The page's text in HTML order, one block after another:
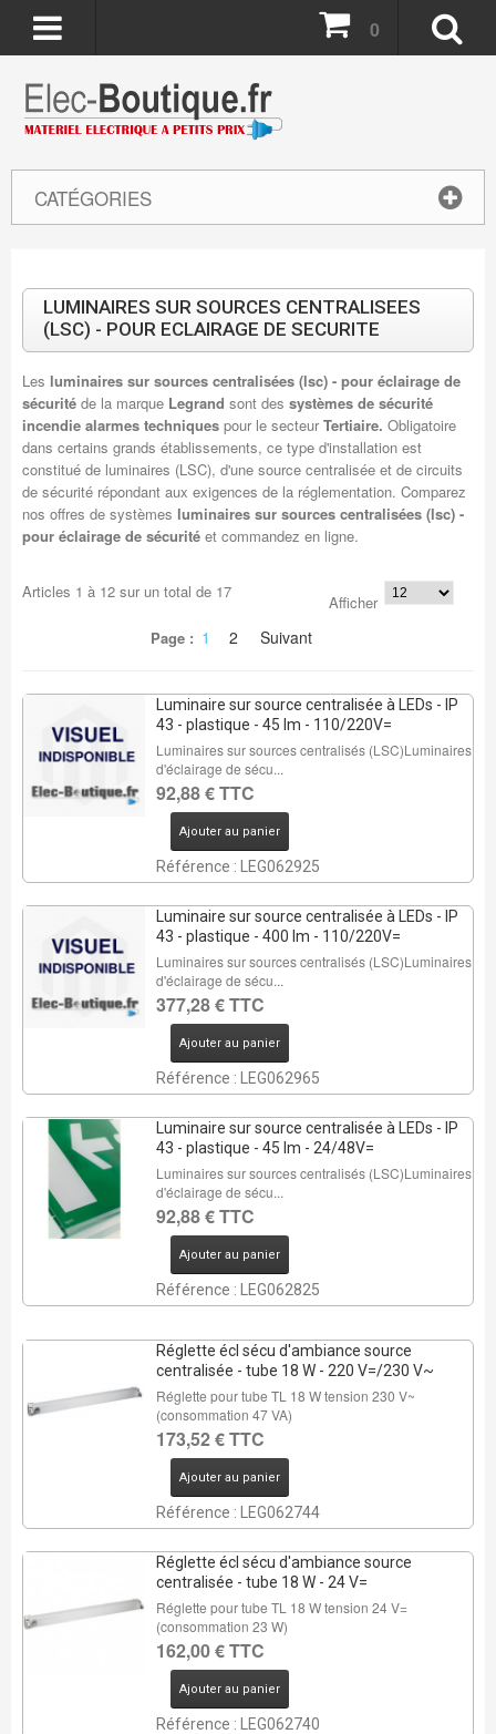
CATÉGORIES
0
LUMINAIRES SUR SOURCES CENTRALISEES
(LSC) - POUR ECLAIRAGE DE SECURITE
Les luminaires sur sources centralisées (lsc) - pour éclairage de
sécuritéde la marque Legrand sont des systèmes de sécurité
incendie alarmes techniques pour le secteur Tertiaire. Obligatoire
dans certains grands établissements, ce type d'installation est
constitué de luminaires (LSC), d'une source centralisée et de circuits
de sécurité répondant aux exigences de la réglementation. Comparez
nos offres de systèmes luminaires sur sources centralisées (lsc) -
pour éclairage de sécuritéet commandez en ligne.
Articles 1 à 12sur un total de 17
Afficher
Page : 1 2 Suivant
Luminaire sur source centralisée à LEDs - IP
43 - plastique - 45 lm - 110/220V=
Luminaires sur sources centralisés (LSC)Luminaires
d'éclairage de sécu...
92,88 € TTC
Ajouter au panier
Référence : LEG062925
Luminaire sur source centralisée à LEDs - IP
43 - plastique - 400 lm - 110/220V=
Luminaires sur sources centralisés (LSC)Luminaires
d'éclairage de sécu...
377,28 € TTC
Ajouter au panier
Référence : LEG062965
Luminaire sur source centralisée à LEDs - IP
43 - plastique - 45 lm - 24/48V=
Luminaires sur sources centralisés (LSC)Luminaires
d'éclairage de sécu...
92,88 € TTC
Ajouter au panier
Référence : LEG062825
Réglette écl sécu d'ambiance source
centralisée - tube 18 W - 220 V=/230 V~
Réglette pour tube TL 18 W tension 230 V~
(consommation 47 VA)
173,52 € TTC
Ajouter au panier
Référence : LEG062744
Réglette écl sécu d'ambiance source
centralisée - tube 18 W - 24 V=
Réglette pour tube TL 18 W tension 24 V=
(consommation 23 W)
162,00 € TTC
Ajouter au panier
Référence : LEG062740